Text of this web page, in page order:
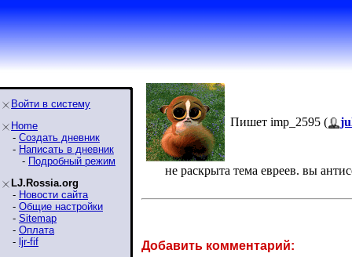
Войти в систему
Home
- Создать дневник
- Написать в дневник
- Подробный режим
LJ.Rossia.org
- Новости сайта
- Общие настройки
- Sitemap
- Оплата
- ljr-fif
Пишет imp_2595 (
не раскрыта тема евреев. вы
Добавить комментарий: